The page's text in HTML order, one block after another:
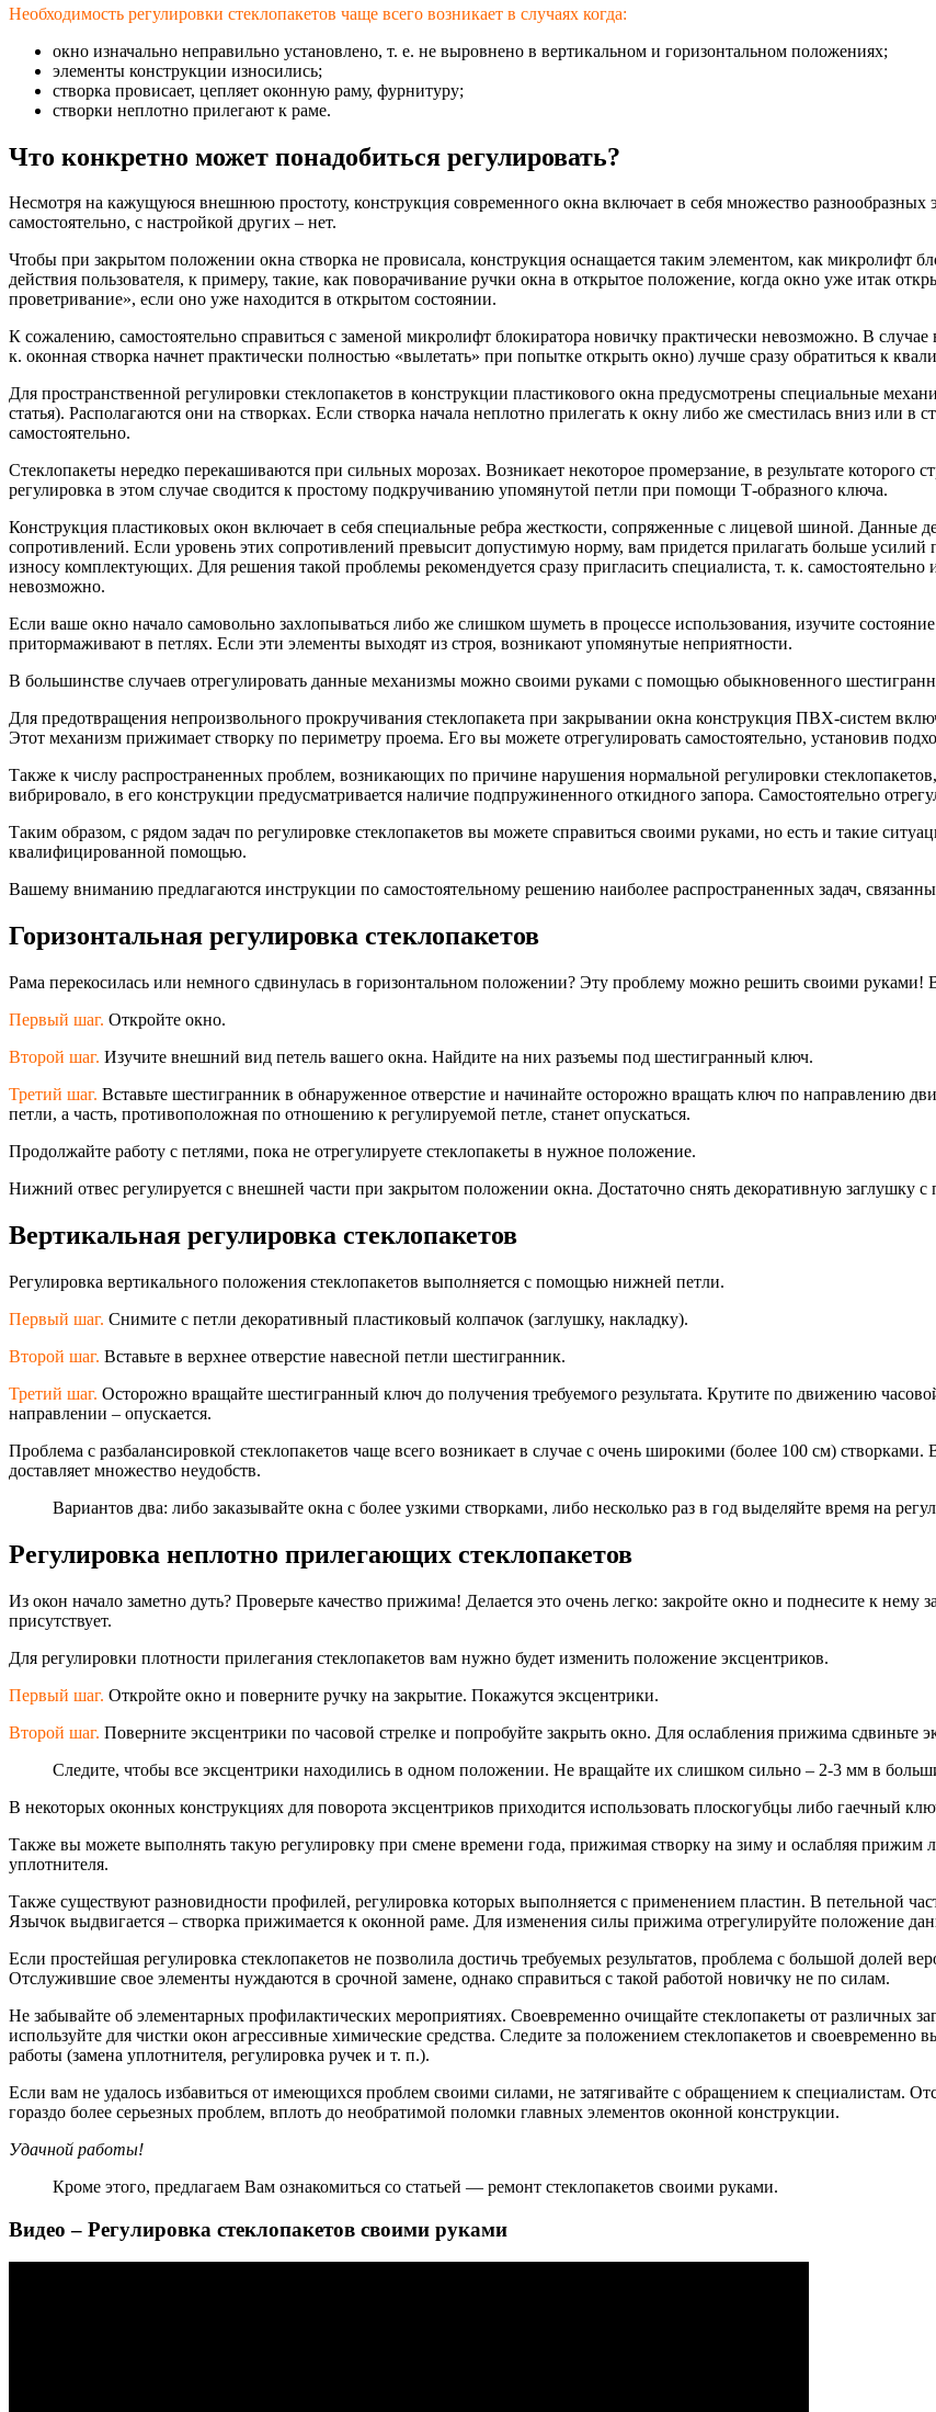
Необходимость регулировки стеклопакетов чаще всего возникает в случаях когда:
окно изначально неправильно установлено, т. е. не выровнено в вертикальном и горизонтальном положениях;
элементы конструкции износились;
створка провисает, цепляет оконную раму, фурнитуру;
створки неплотно прилегают к раме.
Что конкретно может понадобиться регулировать?
Несмотря на кажущуюся внешнюю простоту, конструкция современного окна включает в себя множество разнообразных
самостоятельно, с настройкой других – нет.
Чтобы при закрытом положении окна створка не провисала, конструкция оснащается таким элементом, как микролифт
действия пользователя, к примеру, такие, как поворачивание ручки окна в открытое положение, когда окно уже итак
проветривание», если оно уже находится в открытом состоянии.
К сожалению, самостоятельно справиться с заменой микролифт блокиратора новичку практически невозможно. В случае
к. оконная створка начнет практически полностью «вылетать» при попытке открыть окно) лучше сразу обратиться к
Для пространственной регулировки стеклопакетов в конструкции пластикового окна предусмотрены специальные
статья). Располагаются они на створках. Если створка начала неплотно прилегать к окну либо же сместилась вниз или
самостоятельно.
Стеклопакеты нередко перекашиваются при сильных морозах. Возникает некоторое промерзание, в результате которого
регулировка в этом случае сводится к простому подкручиванию упомянутой петли при помощи Т-образного ключа.
Конструкция пластиковых окон включает в себя специальные ребра жесткости, сопряженные с лицевой шиной. Данные
сопротивлений. Если уровень этих сопротивлений превысит допустимую норму, вам придется прилагать больше
износу комплектующих. Для решения такой проблемы рекомендуется сразу пригласить специалиста, т. к.
невозможно.
Если ваше окно начало самовольно захлопываться либо же слишком шуметь в процессе использования, изучите
притормаживают в петлях. Если эти элементы выходят из строя, возникают упомянутые неприятности.
В большинстве случаев отрегулировать данные механизмы можно своими руками с помощью обыкновенного
Для предотвращения непроизвольного прокручивания стеклопакета при закрывании окна конструкция ПВХ-систем
Этот механизм прижимает створку по периметру проема. Его вы можете отрегулировать самостоятельно, установив
Также к числу распространенных проблем, возникающих по причине нарушения нормальной регулировки
вибрировало, в его конструкции предусматривается наличие подпружиненного откидного запора. Самостоятельно
Таким образом, с рядом задач по регулировке стеклопакетов вы можете справиться своими руками, но есть и такие
квалифицированной помощью.
Вашему вниманию предлагаются инструкции по самостоятельному решению наиболее распространенных задач,
Горизонтальная регулировка стеклопакетов
Рама перекосилась или немного сдвинулась в горизонтальном положении? Эту проблему можно решить своими руками!
Первый шаг. Откройте окно.
Второй шаг. Изучите внешний вид петель вашего окна. Найдите на них разъемы под шестигранный ключ.
Третий шаг. Вставьте шестигранник в обнаруженное отверстие и начинайте осторожно вращать ключ по направлению
петли, а часть, противоположная по отношению к регулируемой петле, станет опускаться.
Продолжайте работу с петлями, пока не отрегулируете стеклопакеты в нужное положение.
Нижний отвес регулируется с внешней части при закрытом положении окна. Достаточно снять декоративную заглушку с
Вертикальная регулировка стеклопакетов
Регулировка вертикального положения стеклопакетов выполняется с помощью нижней петли.
Первый шаг. Снимите с петли декоративный пластиковый колпачок (заглушку, накладку).
Второй шаг. Вставьте в верхнее отверстие навесной петли шестигранник.
Третий шаг. Осторожно вращайте шестигранный ключ до получения требуемого результата. Крутите по движению
направлении – опускается.
Проблема с разбалансировкой стеклопакетов чаще всего возникает в случае с очень широкими (более 100 см) створками.
доставляет множество неудобств.
Вариантов два: либо заказывайте окна с более узкими створками, либо несколько раз в год выделяйте время на
Регулировка неплотно прилегающих стеклопакетов
Из окон начало заметно дуть? Проверьте качество прижима! Делается это очень легко: закройте окно и поднесите к
присутствует.
Для регулировки плотности прилегания стеклопакетов вам нужно будет изменить положение эксцентриков.
Первый шаг. Откройте окно и поверните ручку на закрытие. Покажутся эксцентрики.
Второй шаг. Поверните эксцентрики по часовой стрелке и попробуйте закрыть окно. Для ослабления прижима сдвиньте
Следите, чтобы все эксцентрики находились в одном положении. Не вращайте их слишком сильно – 2-3 мм в
В некоторых оконных конструкциях для поворота эксцентриков приходится использовать плоскогубцы либо гаечный
Также вы можете выполнять такую регулировку при смене времени года, прижимая створку на зиму и ослабляя прижим
уплотнителя.
Также существуют разновидности профилей, регулировка которых выполняется с применением пластин. В петельной
Язычок выдвигается – створка прижимается к оконной раме. Для изменения силы прижима отрегулируйте положение
Если простейшая регулировка стеклопакетов не позволила достичь требуемых результатов, проблема с большой долей
Отслужившие свое элементы нуждаются в срочной замене, однако справиться с такой работой новичку не по силам.
Не забывайте об элементарных профилактических мероприятиях. Своевременно очищайте стеклопакеты от различных
используйте для чистки окон агрессивные химические средства. Следите за положением стеклопакетов и
работы (замена уплотнителя, регулировка ручек и т. п.).
Если вам не удалось избавиться от имеющихся проблем своими силами, не затягивайте с обращением к специалистам.
гораздо более серьезных проблем, вплоть до необратимой поломки главных элементов оконной конструкции.
Удачной работы!
Кроме этого, предлагаем Вам ознакомиться со статьей — ремонт стеклопакетов своими руками.
Видео – Регулировка стеклопакетов своими руками